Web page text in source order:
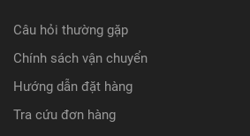
Câu hỏi thường gặp
Chính sách vận chuyển
Hướng dẫn đặt hàng
Tra cứu đơn hàng